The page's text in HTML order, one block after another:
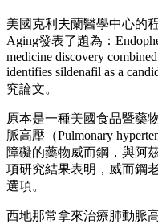
美國克利夫蘭醫學中心的
Aging發表了題為：
medicine discovery
identifies sildenafil as a
究論文。
原本是一種美國食品暨藥
脈高壓（Pulmonary
障礙的藥物威而鋼，與阿
項研究結果表明，威而鋼
選項。
西地那常拿來治療肺動脈